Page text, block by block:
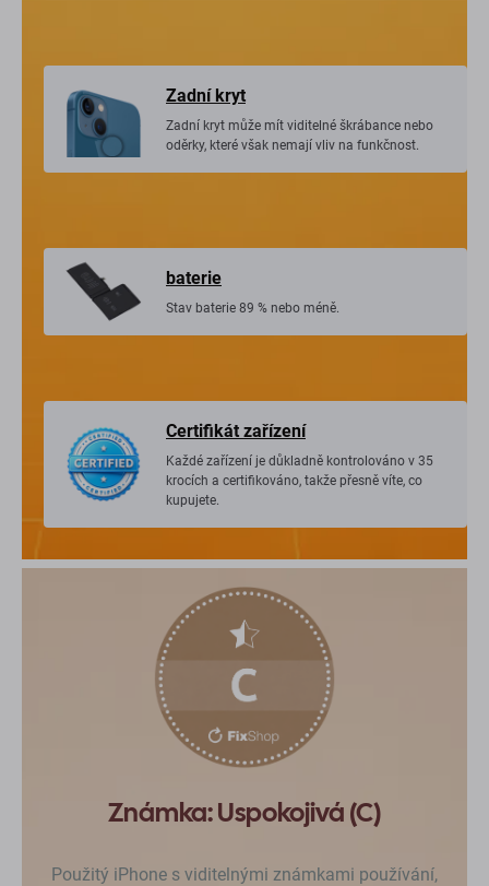
Zadní kryt
Zadní kryt může mít viditelné škrábance nebo
oděrky, které však nemají vliv na funkčnost.
baterie
Stav baterie 89 % nebo méně.
Certifikát zařízení
Každé zařízení je důkladně kontrolováno v 35
krocích a certifikováno, takže přesně víte, co
kupujete.
Známka: Uspokojivá (C)
Použitý iPhone s viditelnými známkami používání,